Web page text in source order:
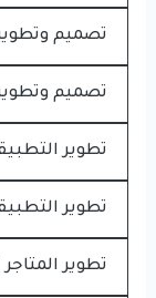
تصميم
تصميم
تطوير
تطوير
تطوير المتاجر